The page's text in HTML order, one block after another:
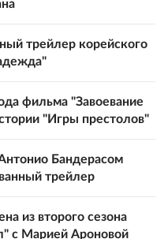
трейлер корейского
фильма "Завоевание
"Игры престолов"
Бандерасом
трейлер
из второго сезона
с Марией Ароновой